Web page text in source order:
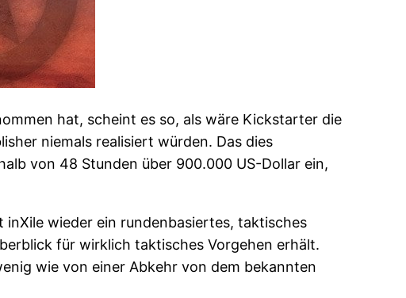
hat, scheint es so, als wäre Kickstarter die
niemals realisiert würden. Das dies
von 48 Stunden über 900.000 US-Dollar ein,
wieder ein rundenbasiertes, taktisches
für wirklich taktisches Vorgehen erhält.
wie von einer Abkehr von dem bekannten